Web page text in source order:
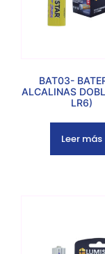
BAT03-
ALCALINAS
LR6)
Leer más